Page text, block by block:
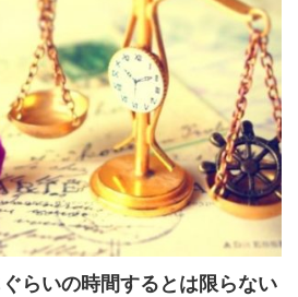
らいの時間するとは限らない